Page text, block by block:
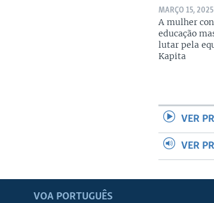
MARÇO 15, 2025
A mulher
educação
lutar pela
Kapita
VER
VER
VOA PORTUGUÊS